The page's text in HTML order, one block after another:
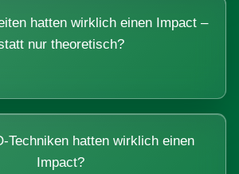
hatten wirklich einen Impact –
nur theoretisch?
Techniken hatten wirklich einen
Impact?